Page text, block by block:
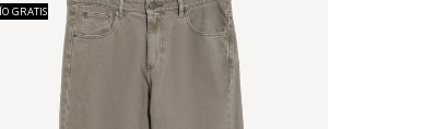
GRATIS